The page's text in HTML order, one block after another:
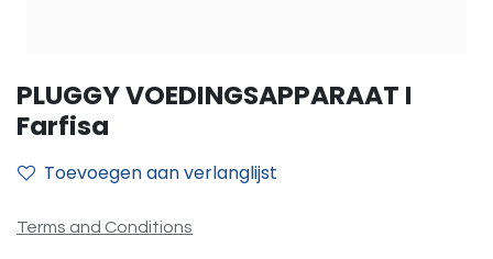
PLUGGY VOEDINGSAPPARAAT I
Farfisa
Toevoegen aan verlanglijst
Terms and Conditions